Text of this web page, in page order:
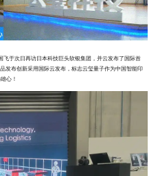
于次日再访日本科技巨头软银集团，并云发布了国际首
发布创新采用国际云发布，标志云玺量子作为中国智能印
心！